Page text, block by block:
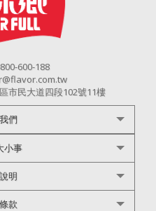
600-188
市民大道四段102號11樓
們
小事
明
款